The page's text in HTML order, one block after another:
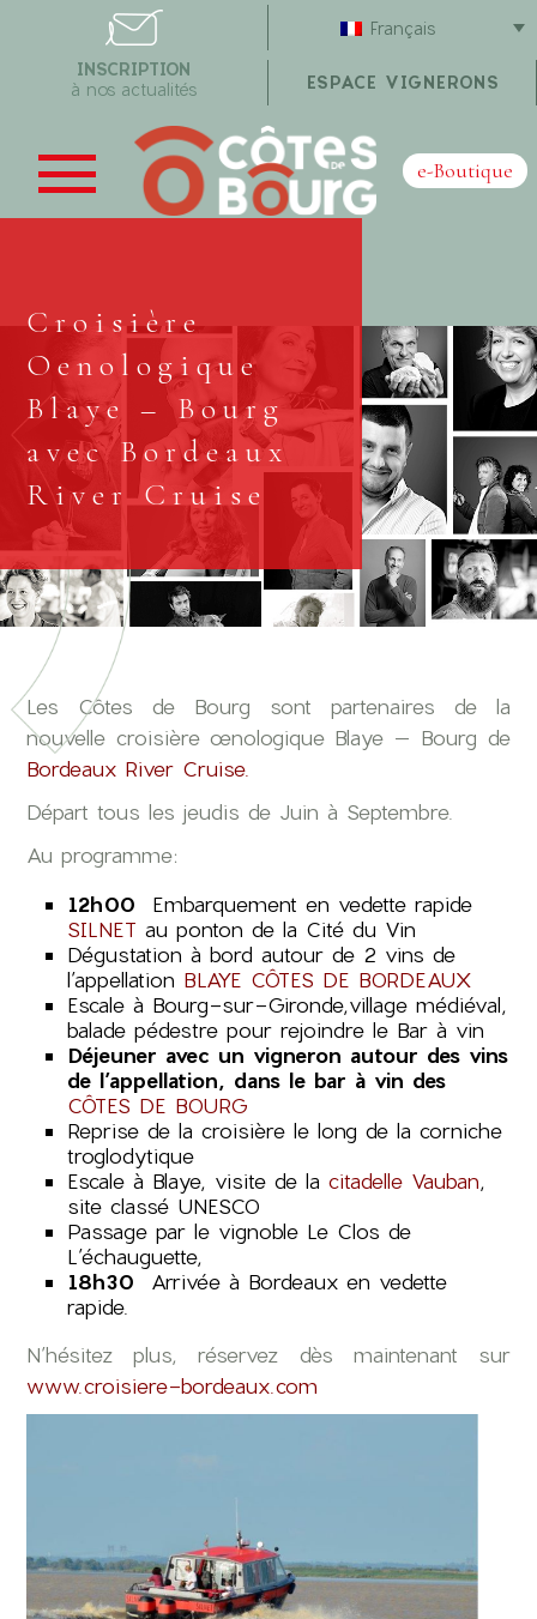
Français
ESPACE VIGNERONS
INSCRIPTION
à nos actualités
e-Boutique
Croisière
Oenologique
Blaye – Bourg
avec Bordeaux
River Cruise
Les Côtes de Bourg sont partenaires de la
nouvelle croisière œnologique Blaye – Bourg de
Bordeaux River Cruise.
Départ tous les jeudis de Juin à Septembre.
Au programme:
12h00
Embarquement en vedette rapide
SILNET au ponton de la Cité du Vin
Dégustation à bord autour de 2 vins de
l’appellation BLAYE CÔTES DE BORDEAUX
Escale à Bourg-sur-Gironde,village médiéval,
balade pédestre pour rejoindre le Bar à vin
Déjeuner avec un vigneron autour des vins
de l’appellation, dans le bar à vin des
CÔTES DE BOURG
Reprise de la croisière le long de la corniche
troglodytique
Escale à Blaye, visite de lacitadelle Vauban,
site classé UNESCO
Passage par le vignoble Le Clos de
L’échauguette,
18h30 Arrivée à Bordeaux en vedette
rapide.
N’hésitez plus, réservez dès maintenant sur
www.croisiere-bordeaux.com